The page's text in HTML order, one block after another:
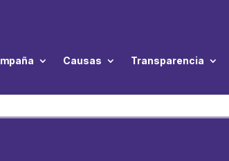
Causas Transparencia